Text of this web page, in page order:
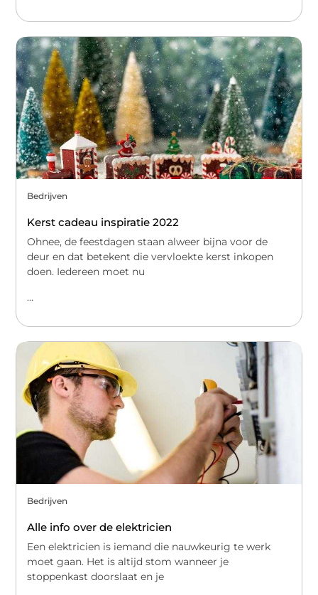
Bedrijven
Kerst cadeau inspiratie 2022
Ohnee, de feestdagen staan alweer bijna voor de
deur en dat betekent die vervloekte kerst inkopen
doen. Iedereen moet nu
...
Bedrijven
Alle info over de elektricien
Een elektricien is iemand die nauwkeurig te werk
moet gaan. Het is altijd stom wanneer je
stoppenkast doorslaat en je